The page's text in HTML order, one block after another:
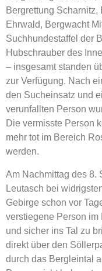
Bergrettung Scharnitz,
Ehrwald, Bergwacht
Suchhundestaffel der
Hubschrauber des
– insgesamt standen
zur Verfügung. Nach
den Sucheinsatz und
verunfallten Person
Die vermisste Person
mehr tot im Bereich
werden.
Am Nachmittag des 8.
Leutasch bei
Gebirge schon vor
verstiegene Person
und sicher ins Tal zu
direkt über den
durch das Bergleintal